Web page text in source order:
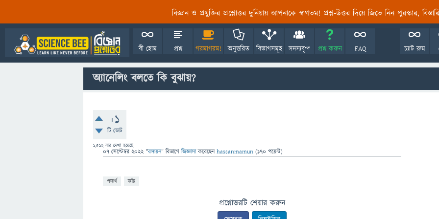
বিজ্ঞান ও প্রযুক্তির প্রশ্নোত্তর দুনিয়ায় আপনাকে স্বাগতম! প্রশ্ন-উত্তর দিয়ে জিতে নিন পুরস্কার,
বী হোম প্রশ্ন গরমাগরম! অনুত্তরিত বিভাগসমূহ সদস্যবৃন্দ প্রশ্ন করুন FAQ চ্যাট রুম
অ্যানেলিং বলতে কি বুঝায়?
+1
টি ভোট
1,512বার দেখা হয়েছে
07 সেপ্টেম্বর 2022 "রসায়ন" বিভাগে জিজ্ঞাসাকরেছেনhassanmamun (170 পয়েন্ট)
পদার্থ কাঁচ
প্রশ্নোত্তরটি শেয়ার করুন